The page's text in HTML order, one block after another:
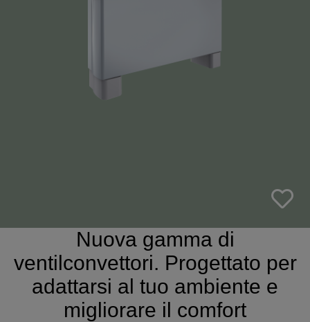
Nuova gamma di
ventilconvettori. Progettato per
adattarsi al tuo ambiente e
migliorare il comfort